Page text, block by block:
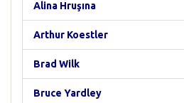
Alina Hruşına
Arthur Koestler
Brad Wilk
Bruce Yardley